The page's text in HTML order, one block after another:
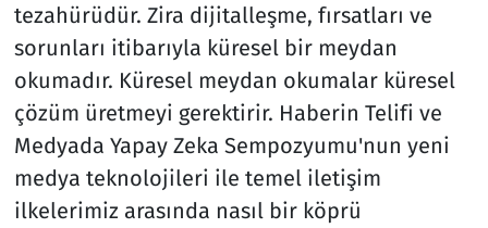
tezahürüdür. Zira dijitalleşme, fırsatları ve
sorunları itibarıyla küresel bir meydan
okumadır. Küresel meydan okumalar küresel
çözüm üretmeyi gerektirir. Haberin Telifi ve
Medyada Yapay Zeka Sempozyumu'nun yeni
medya teknolojileri ile temel iletişim
ilkelerimiz arasında nasıl bir köprü